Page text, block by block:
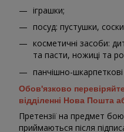
іграшки;
посуд: пустушки,
косметичні засоби:
та пасти, ножиці та
панчішно-
Обов'язково
відділенні Нова Пошта
Претензії на предмет
приймаються після